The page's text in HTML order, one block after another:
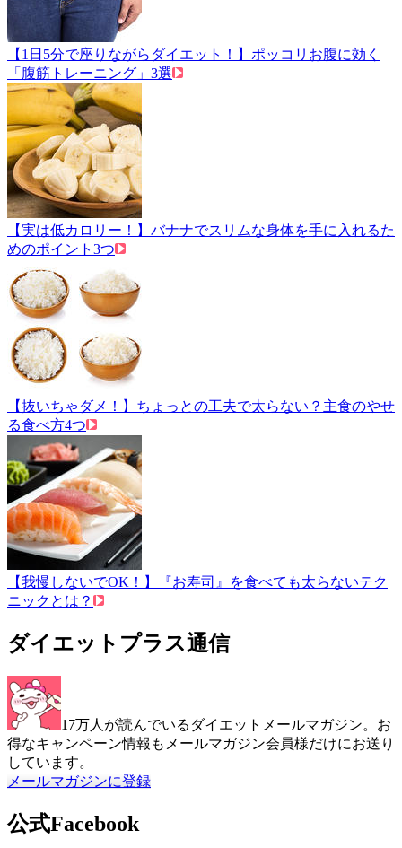
【1日5分で座りながらダイエット！】ポッコリお腹に効く
「腹筋トレーニング」3選
【実は低カロリー！】バナナでスリムな身体を手に入れるた
めのポイント3つ
【抜いちゃダメ！】ちょっとの工夫で太らない？主食のやせ
る食べ方4つ
【我慢しないでOK！】『お寿司』を食べても太らないテク
ニックとは？
ダイエットプラス通信
17万人が読んでいるダイエットメールマガジン。お
得なキャンペーン情報もメールマガジン会員様だけにお送り
しています。
メールマガジンに登録
公式Facebook